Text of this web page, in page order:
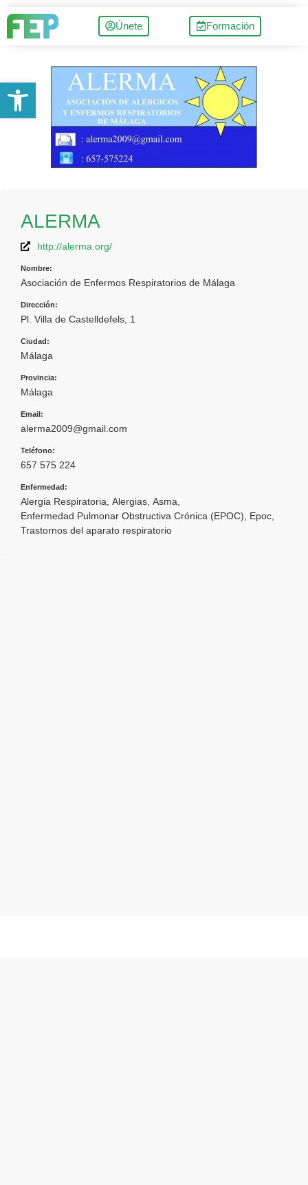
Únete Formación
ALERMA
http://alerma.org/
Nombre:
Asociación de Enfermos Respiratorios de Málaga
Dirección:
Pl. Villa de Castelldefels, 1
Ciudad:
Málaga
Provincia:
Málaga
Email:
alerma2009@gmail.com
Teléfono:
657 575 224
Enfermedad:
Alergia Respiratoria Alergias Asma
Enfermedad Pulmonar Obstructiva Crónica (EPOC)
Epoc
Trastornos del aparato respiratorio
Abrir barra de herramientas